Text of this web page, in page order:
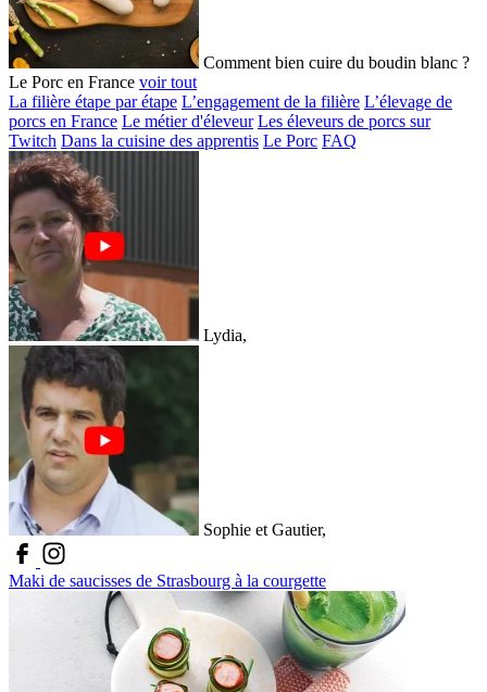
Comment bien cuire du boudin blanc ?
Le Porc en France voir tout
La filière étape par étape L’engagement de la filière L’élevage de
porcs en France Le métier d'éleveur Les éleveurs de porcs sur
Twitch Dans la cuisine des apprentis Le Porc FAQ
Lydia,
Sophie et Gautier,
Maki de saucisses de Strasbourg à la courgette